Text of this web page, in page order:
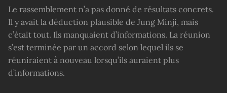
Le rassemblement n’a pas donné de résultats concrets.
Il y avait la déduction plausible de Jung Minji, mais
c’était tout. Ils manquaient d’informations. La réunion
s’est terminée par un accord selon lequel ils se
réuniraient à nouveau lorsqu’ils auraient plus
d’informations.